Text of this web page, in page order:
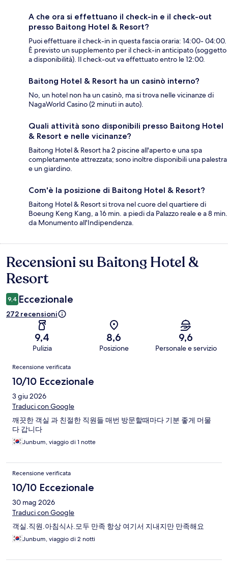
A che ora si effettuano il check-in e il check-out
presso Baitong Hotel & Resort?
Puoi effettuare il check-in in questa fascia oraria: 14:00- 04:00.
È previsto un supplemento per il check-in anticipato (soggetto
a disponibilità). Il check-out va effettuato entro le 12:00.
Baitong Hotel & Resort ha un casinò interno?
No, un hotel non ha un casinò, ma si trova nelle vicinanze di
NagaWorld Casino (2 minuti in auto).
Quali attività sono disponibili presso Baitong Hotel
& Resort e nelle vicinanze?
Baitong Hotel & Resort ha 2 piscine all'aperto e una spa
completamente attrezzata; sono inoltre disponibili una palestra
e un giardino.
Com'è la posizione di Baitong Hotel & Resort?
Baitong Hotel & Resort si trova nel cuore del quartiere di
Boeung Keng Kang, a 16 min. a piedi da Palazzo reale e a 8 min.
da Monumento all'Indipendenza.
Recensioni
Recensioni su Baitong Hotel &
Resort
9,4 Eccezionale
272 recensioni
9,4
Pulizia
8,6
Posizione
9,6
Personale e servizio
Recensioni
Recensione verificata
10/10 Eccezionale
3 giu 2026
Traduci con Google
깨끗한 객실 과 친절한 직원들 매번 방문할때마다 기분 좋게 머물
다 갑니다
Junbum, viaggio di 1 notte
Recensione verificata
10/10 Eccezionale
30 mag 2026
Traduci con Google
객실.직원.아침식사.모두 만족 항상 여기서 지내지만 만족해요
Junbum, viaggio di 2 notti